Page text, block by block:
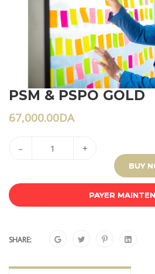
PSM & PSPO GOLD
67,000.00DA
– +
BUY
PAYER
SHARE: